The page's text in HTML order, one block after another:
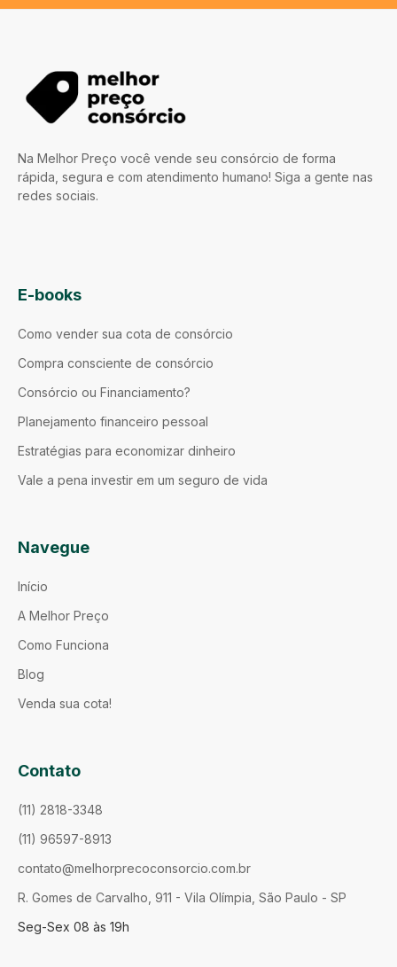
Na Melhor Preço você vende seu consórcio de forma
rápida, segura e com atendimento humano! Siga a gente nas
redes sociais.
E-books
Como vender sua cota de consórcio
Compra consciente de consórcio
Consórcio ou Financiamento?
Planejamento financeiro pessoal
Estratégias para economizar dinheiro
Vale a pena investir em um seguro de vida
Navegue
Início
A Melhor Preço
Como Funciona
Blog
Venda sua cota!
Contato
(11) 2818-3348
(11) 96597-8913
contato@melhorprecoconsorcio.com.br
R. Gomes de Carvalho, 911 - Vila Olímpia, São Paulo - SP
Seg-Sex 08 às 19h